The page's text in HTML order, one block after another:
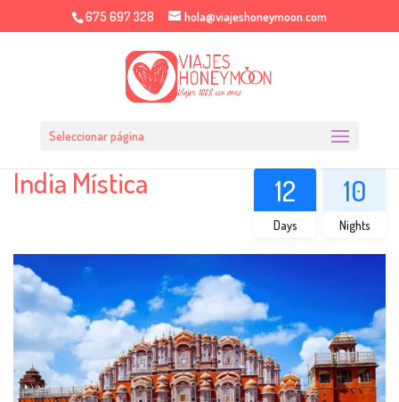
675 697 328 hola@viajeshoneymoon.com
Seleccionar página
India Mística 12
Days
10
Nights